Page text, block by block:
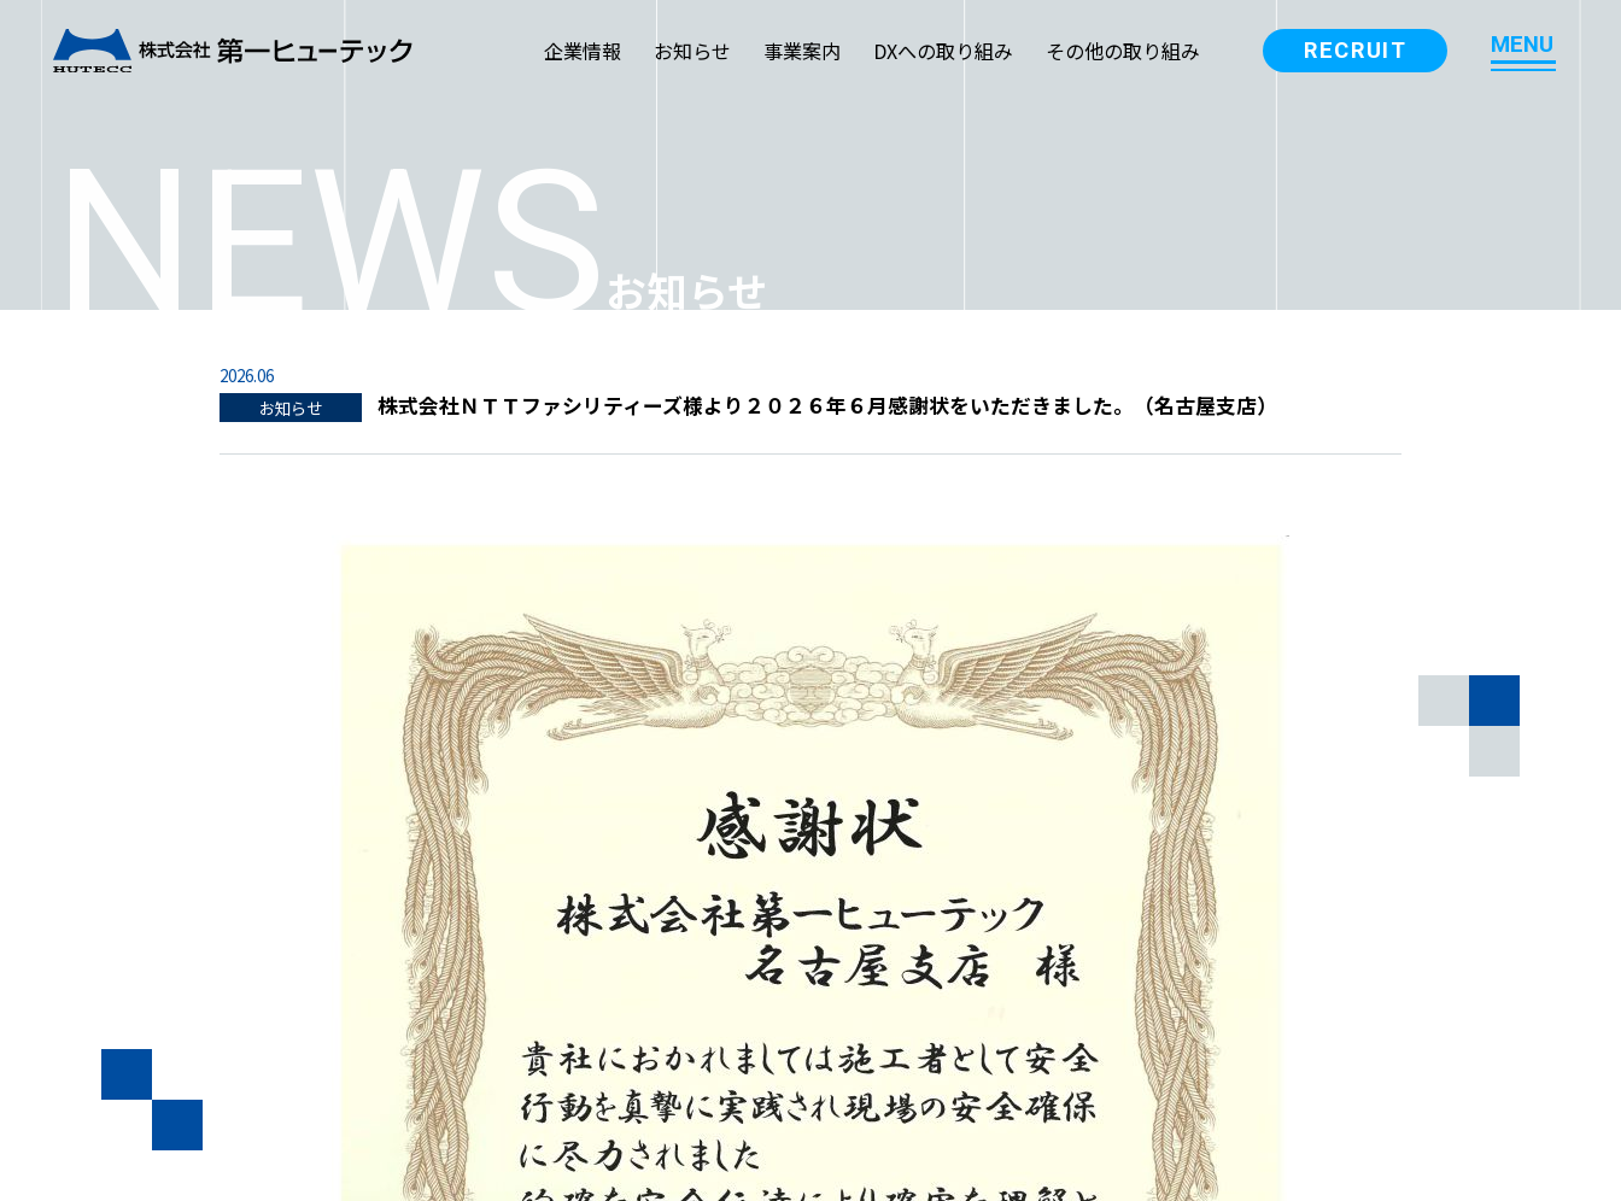
企業情報 お知らせ 事業案内 DXへの取り組み その他の取り組み RECRUIT
M
M
E
E
N
N
U
U
事業案内
実績紹介
DXへの取り組み
その他の取り組み
企業情報
企業理念
会社概要
事業所所在地
沿革
社長メッセージ
NEWSお知らせ
2026.06
お知らせ
株式会社ＮＴＴファシリティーズ様より２０２６年６月感謝状をいただきました。（名古屋支店）